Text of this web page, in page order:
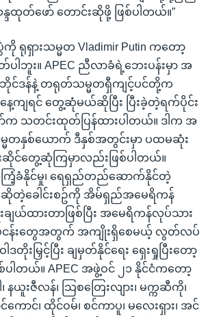
တ်ဖော် တောင်းဆိုဖို့ ဖြစ်ပါတယ်။”
ရုရှားသမ္မတ Vladimir Putin ကတော့
ဘူး။ APEC ညီလာခံရဲ့ဘေးပန်းမှာ အ
ဘိုင်ဒန်နဲ့ တရုတ်သမ္မတရှီကျင့်ပင်တို့က
ကျရင် တွေ့ဆုံမယ်ဆိုပြီး ပြီးခဲ့တဲ့ရက်ပိုင်း
က သတင်းထုတ်ပြန်ထားပါတယ်။ ဒါက အ
တနှစ်ယောက် ဒီနှစ်အတွင်းမှာ ပထမဆုံး
းဆိုင်တွေ့ဆုံကြမှာလည်းဖြစ်ပါတယ်။
ြံ့ခံနိုင်မှု၊ ရေရှည်တည်ဆောက်နိုင်တဲ့
ဆိုတဲ့ခေါင်းစဥ်ကို အိမ်ရှည်အမေရိကန်
ချယ်ထားတာဖြစ်ပြီး အမေရိကန်လုပ်သား
ပ်ငန်းတွေအတွက် အကျိုးရှိစေမယ့် လွတ်လပ်
ဒတိုးမြှင့်ပြီး ချမှတ်နိုင်ရေး ရှေးရှုပြီးတော့
ါတယ်။ APEC အဖွဲ့ဝင် ၂၁ နိုင်ငံကတော့
နယူးဇီလန်၊ သြစတြေးလျား၊ မက္ကဆီကို၊
ကောင်၊ ထိုင်ဝမ်၊ စင်ကာပူ၊ မလေးရှား၊ အင်